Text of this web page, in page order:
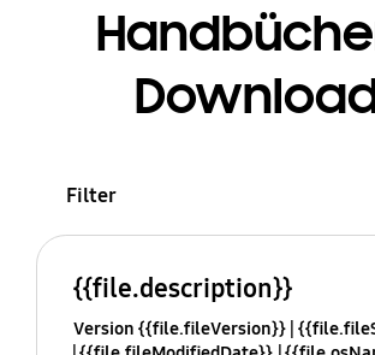
Filter
{{file.description}}
Version {{file.fileVersion}}